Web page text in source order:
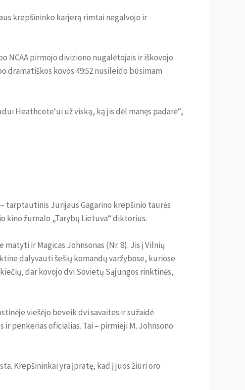
krepšininko karjerą rimtai negalvojo ir
NCAA pirmojo diviziono nugalėtojais ir iškovojo
dramatiškos kovos 49:52 nusileido būsimam
Heathcote‘ui už viską, ką jis dėl manęs padarė“,
tarptautinis Jurijaus Gagarino krepšinio taurės
kino žurnalo „Tarybų Lietuva“ diktorius.
ir Magicas Johnsonas (Nr. 8). Jis į Vilnių
dalyvauti šešių komandų varžybose, kuriose
dar kovojo dvi Sovietų Sąjungos rinktinės,
viešėjo beveik dvi savaites ir sužaidė
penkerias oficialias. Tai – pirmieji M. Johnsono
Krepšininkai yra įpratę, kad į juos žiūri oro